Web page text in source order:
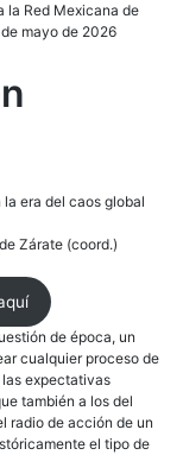
la Red Mexicana de
mayo de 2026
era del caos global
Zárate (coord.)
de época, un
cualquier proceso de
expectativas
también a los del
radio de acción de un
el tipo de